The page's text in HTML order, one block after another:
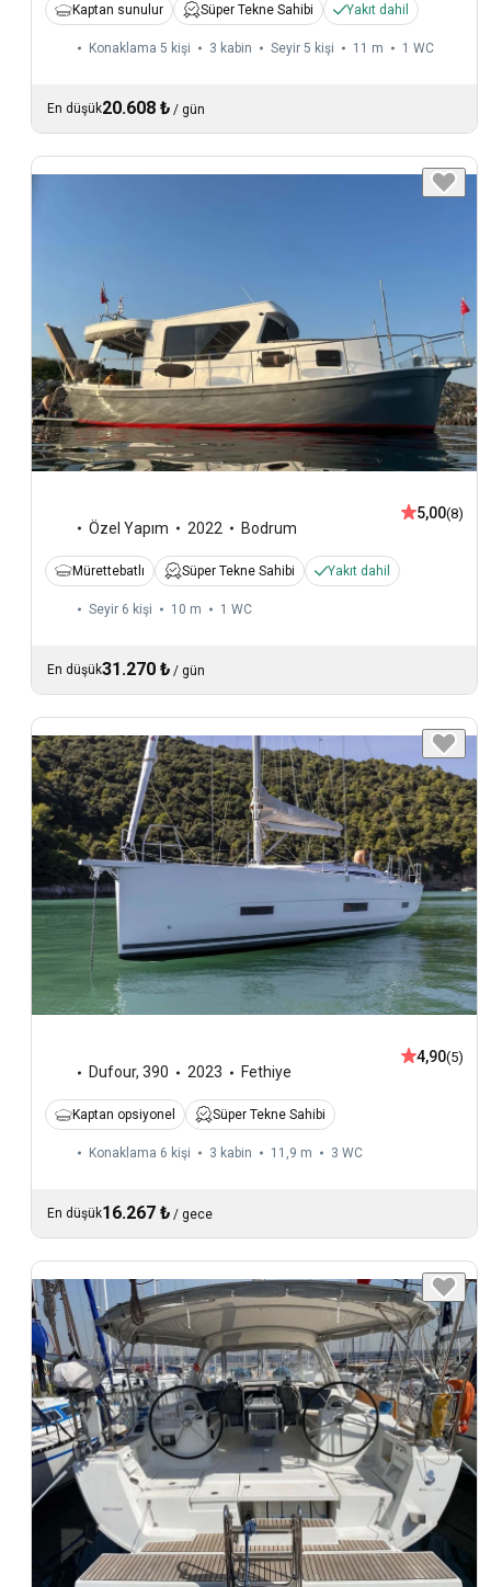
Kaptan sunulur Süper Tekne Sahibi Yakıt dahil
Konaklama 5 kişi 3 kabin Seyir 5 kişi 11 m 1 WC
En düşük20.608 ₺ / gün
Özel Yapım 2022 Bodrum
5,00(8)
Mürettebatlı Süper Tekne Sahibi Yakıt dahil
Seyir 6 kişi 10 m 1 WC
En düşük31.270 ₺ / gün
Dufour, 390 2023 Fethiye
4,90(5)
Kaptan opsiyonel Süper Tekne Sahibi
Konaklama 6 kişi 3 kabin 11,9 m 3 WC
En düşük16.267 ₺ / gece